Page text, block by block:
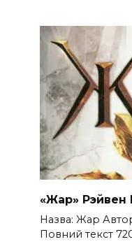
«Жар» Рэйвен
Назва: Жар
Повний текст